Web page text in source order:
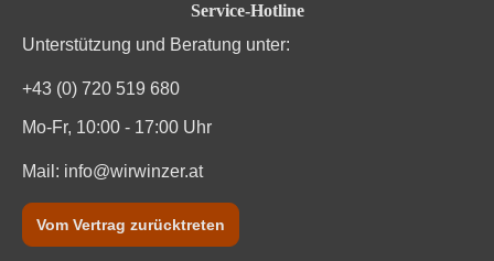
Durchschnittliche nährwertangaben
Kohlenhydrate
Kohlenhydrate davon Zucker
Fett
Service-Hotline
Unterstützung und Beratung unter:
+43 (0) 720 519 680
Mo-Fr, 10:00 - 17:00 Uhr
Mail: info@wirwinzer.at
Vom Vertrag zurücktreten